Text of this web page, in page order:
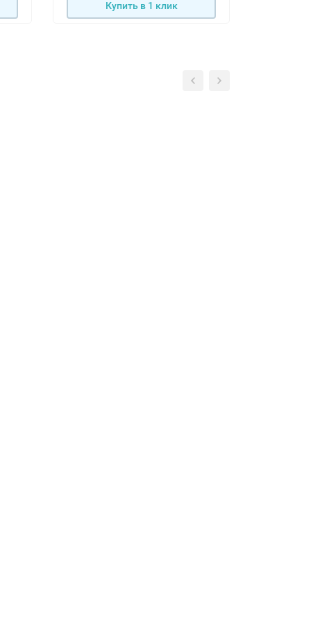
Купить в 1 клик